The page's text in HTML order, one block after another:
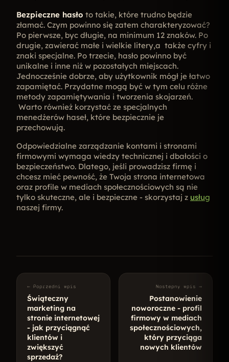
Bezpieczne hasło to takie, które trudno będzie
złamać. Czym powinno się zatem charakteryzować?
Po pierwsze, byc długie, na minimum 12 znaków. Po
drugie, zawierać małe i wielkie litery,a także cyfry i
znaki specjalne. Po trzecie, hasło powinno być
unikalne i inne niż w pozostałych miejscach.
Jednocześnie dobrze, aby użytkownik mógł je łatwo
zapamiętać. Przydatne mogą być w tym celu różne
metody zapamiętywania i tworzenia skojarzeń.
Warto również korzystać ze specjalnych
menedżerów haseł, które bezpiecznie je
przechowują.
Odpowiedzialne zarządzanie kontami i stronami
firmowymi wymaga wiedzy technicznej i dbałości o
bezpieczeństwo. Dlatego, jeśli prowadzisz firmę i
chcesz mieć pewność, że Twoja strona internetowa
oraz profile w mediach społecznościowych są nie
tylko skuteczne, ale i bezpieczne - skorzystaj z usług
naszej firmy.
← Poprzedni wpis
Świąteczny
marketing na
stronie internetowej
- jak przyciągnąć
klientów i
zwiększyć
sprzedaż?
Nastepny wpis →
Postanowienie
noworoczne - profil
firmowy w mediach
społecznościowych,
który przyciąga
nowych klientów